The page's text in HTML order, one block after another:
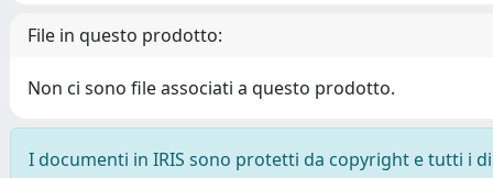
File in questo prodotto:
Non ci sono file associati a questo prodotto.
I documenti in IRIS sono protetti da copyright e tutti i